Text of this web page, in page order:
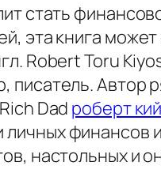
стать
эта книга
Robert Toru
Автор
Dad роберт
финансов
настольных и